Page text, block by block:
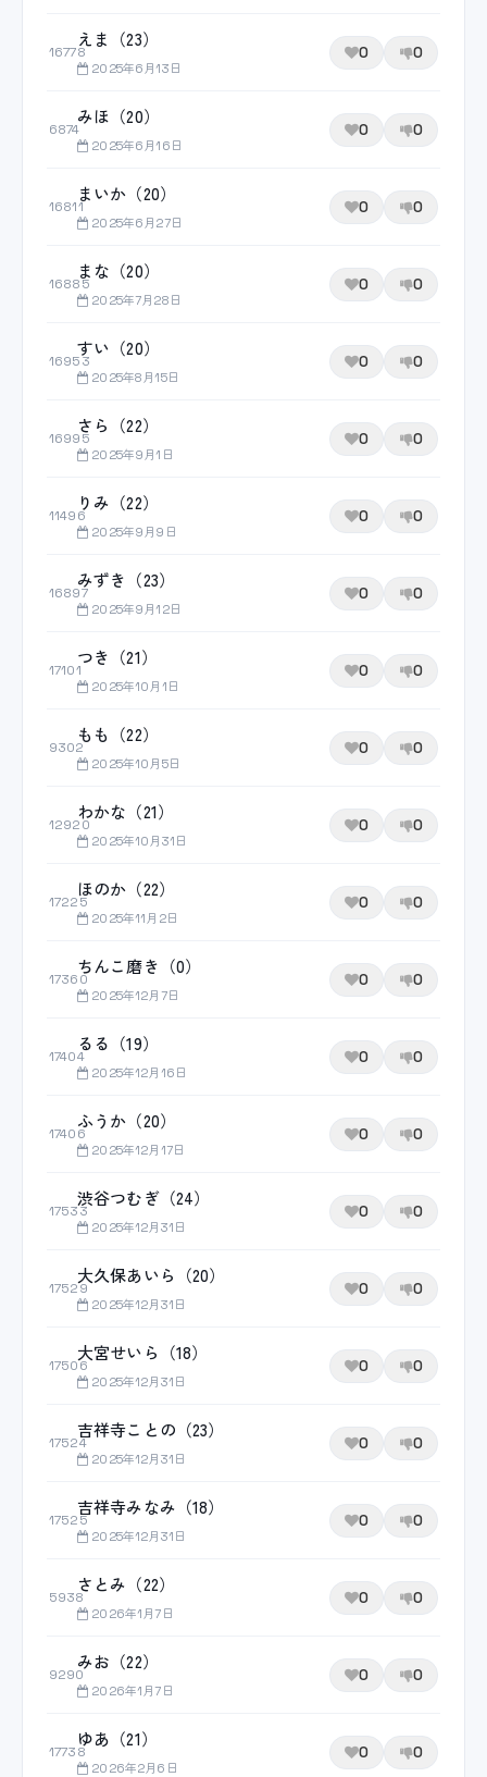
16778
えま（23）
2025年6月13日
0 0
6874
みほ（20）
2025年6月16日
0 0
16811
まいか（20）
2025年6月27日
0 0
16885
まな（20）
2025年7月28日
0 0
16953
すい（20）
2025年8月15日
0 0
16995
さら（22）
2025年9月1日
0 0
11496
りみ（22）
2025年9月9日
0 0
16897
みずき（23）
2025年9月12日
0 0
17101
つき（21）
2025年10月1日
0 0
9302
もも（22）
2025年10月5日
0 0
12920
わかな（21）
2025年10月31日
0 0
17225
ほのか（22）
2025年11月2日
0 0
17360
ちんこ磨き（0）
2025年12月7日
0 0
17404
るる（19）
2025年12月16日
0 0
17406
ふうか（20）
2025年12月17日
0 0
17533
渋谷つむぎ（24）
2025年12月31日
0 0
17529
大久保あいら（20）
2025年12月31日
0 0
17506
大宮せいら（18）
2025年12月31日
0 0
17524
吉祥寺ことの（23）
2025年12月31日
0 0
17525
吉祥寺みなみ（18）
2025年12月31日
0 0
5938
さとみ（22）
2026年1月7日
0 0
9290
みお（22）
2026年1月7日
0 0
17738
ゆあ（21）
2026年2月6日
0 0